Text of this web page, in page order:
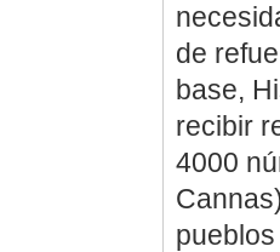
de
base,
recibir
4000